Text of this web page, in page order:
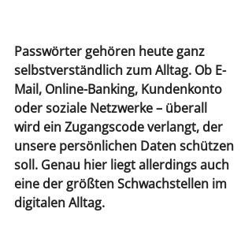
Passwörter gehören heute ganz
selbstverständlich zum Alltag. Ob E-
Mail, Online-Banking, Kundenkonto
oder soziale Netzwerke – überall
wird ein Zugangscode verlangt, der
unsere persönlichen Daten schützen
soll. Genau hier liegt allerdings auch
eine der größten Schwachstellen im
digitalen Alltag.